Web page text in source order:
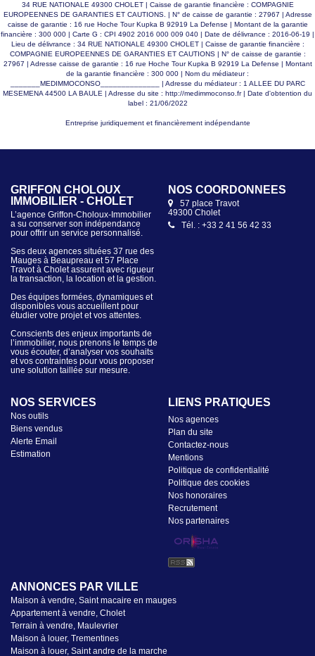
34 RUE NATIONALE 49300 CHOLET | Caisse de garantie financière : COMPAGNIE
EUROPEENNES DE GARANTIES ET CAUTIONS. | N° de caisse de garantie : 27967 | Adresse
caisse de garantie : 16 rue Hoche Tour Kupka B 92919 La Defense | Montant de la garantie
financière : 300 000 | Carte G : CPI 4902 2016 000 009 040 | Date de délivrance : 2016-06-19 |
Lieu de délivrance : 34 RUE NATIONALE 49300 CHOLET | Caisse de garantie financière :
COMPAGNIE EUROPEENNES DE GARANTIES ET CAUTIONS | N° de caisse de garantie :
27967 | Adresse caisse de garantie : 16 rue Hoche Tour Kupka B 92919 La Defense | Montant
de la garantie financière : 300 000 | Nom du médiateur :
_______MEDIMMOCONSO______________ | Adresse du médiateur : 1 ALLEE DU PARC
MESEMENA 44500 LA BAULE | Adresse du site : http://medimmoconso.fr| Date d'obtention du
label : 21/06/2022
Entreprise juridiquement et financièrement indépendante
GRIFFON CHOLOUX
IMMOBILIER - CHOLET
L’agence Griffon-Choloux-Immobilier
a su conserver son indépendance
pour offrir un service personnalisé.
Ses deux agences situées 37 rue des
Mauges à Beaupreau et 57 Place
Travot à Cholet assurent avec rigueur
la transaction, la location et la gestion.
Des équipes formées, dynamiques et
disponibles vous accueillent pour
étudier votre projet et vos attentes.
Conscients des enjeux importants de
l’immobilier, nous prenons le temps de
vous écouter, d’analyser vos souhaits
et vos contraintes pour vous proposer
une solution taillée sur mesure.
NOS COORDONNÉES
57 place Travot
49300 Cholet
Tél. : +33 2 41 56 42 33
NOS SERVICES
Nos outils
Biens vendus
Alerte Email
Estimation
LIENS PRATIQUES
Nos agences
Plan du site
Contactez-nous
Mentions
Politique de confidentialité
Politique des cookies
Nos honoraires
Recrutement
Nos partenaires
ANNONCES PAR VILLE
Maison à vendre, Saint macaire en mauges
Appartement à vendre, Cholet
Terrain à vendre, Maulevrier
Maison à louer, Trementines
Maison à louer, Saint andre de la marche